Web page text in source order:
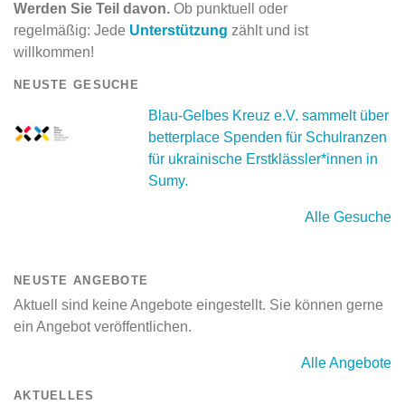
Werden Sie Teil davon. Ob punktuell oder
regelmäßig: Jede Unterstützung zählt und ist
willkommen!
NEUSTE GESUCHE
Blau-Gelbes Kreuz e.V. sammelt über
betterplace Spenden für Schulranzen
für ukrainische Erstklässler*innen in
Sumy.
Alle Gesuche
NEUSTE ANGEBOTE
Aktuell sind keine Angebote eingestellt. Sie können gerne
ein Angebot veröffentlichen.
Alle Angebote
AKTUELLES